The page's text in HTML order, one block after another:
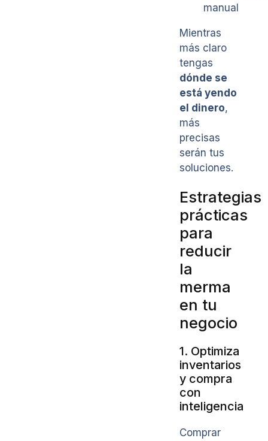
manual
Mientras
más claro
tengas
dónde se
está yendo
el dinero,
más
precisas
serán tus
soluciones.
Estrategias
prácticas
para
reducir
la
merma
en tu
negocio
1. Optimiza
inventarios
y compra
con
inteligencia
Comprar